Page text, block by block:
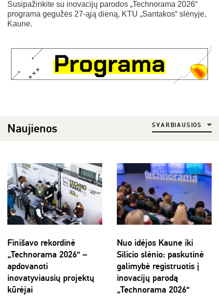
Susipažinkite su inovacijų parodos „Technorama 2026“
programa gegužės 27-ąją dieną, KTU „Santakos“ slėnyje,
Kaune.
Naujienos SVARBIAUSIOS
Finišavo rekordinė
„Technorama 2026“ –
apdovanoti
inovatyviausių projektų
kūrėjai
Nuo idėjos Kaune iki
Silicio slėnio: paskutinė
galimybė registruotis į
inovacijų parodą
„Technorama 2026“